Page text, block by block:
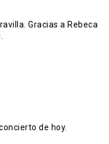
Gracias a Rebeca
de hoy.